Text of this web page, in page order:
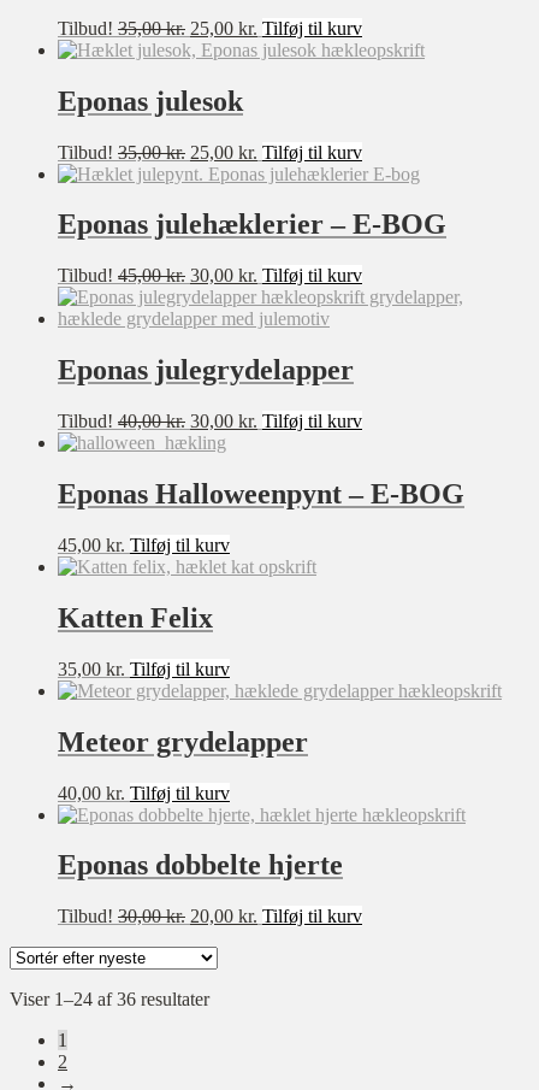
Tilbud! 35,00kr. Den
oprindelige
35,00 kr..
25,00 kr. Den
aktuelle
Tilføj til kurv
Eponas julesok
Tilbud! 35,00kr. Den
oprindelige
var:
35,00 kr..
25,00 kr. Den
aktuelle
er:
25,00 kr..
Tilføj til kurv
Eponas julehæklerier – E-BOG
Tilbud! 45,00kr. Den
oprindelige
pris
45,00 kr..
30,00 kr. Den
aktuelle
pris
30,00 kr..
Tilføj til kurv
Eponas julegrydelapper
Tilbud! 40,00kr. Den
oprindelige
var:
40,00 kr..
30,00 kr. Den
30,00 kr..
Tilføj til kurv
Eponas Halloweenpynt – E-BOG
45,00 kr. Tilføj til kurv
Katten Felix
35,00 kr. Tilføj til kurv
Meteor grydelapper
40,00 kr. Tilføj til kurv
Eponas dobbelte hjerte
Tilbud! 30,00kr. Den
pris
30,00 kr..
20,00 kr. Den
Tilføj til kurv
Viser 1–24 af 36 resultaterSorteret
1
2
→